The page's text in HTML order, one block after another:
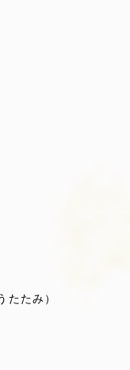
たたみ）